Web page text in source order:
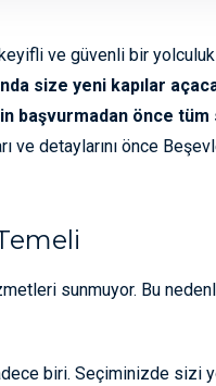
ve güvenli bir
size yeni kapılar
başvurmadan önce tüm
ve detaylarını önce
sunmuyor. Bu
biri. Seçiminizde sizi